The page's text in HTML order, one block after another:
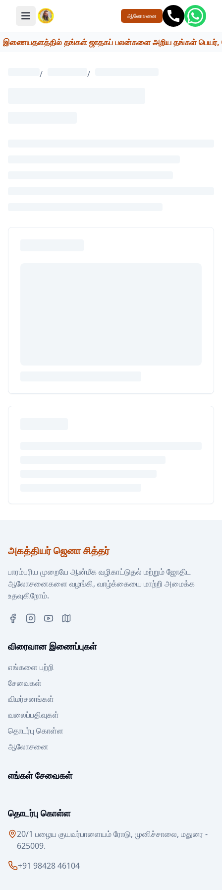
மெனு பொத்தான் ஆலோசனை
இணையதளத்தில் தங்கள் ஜாதகப் பலன்களை அறிய தங்கள் பெயர்,
/ /
அகத்தியர் ஜெனா சித்தர்
பாரம்பரிய முறையே ஆன்மீக வழிகாட்டுதல் மற்றும் ஜோதிட
ஆலோசனைகளை வழங்கி, வாழ்க்கையை மாற்றி அமைக்க
உதவுகிறோம்.
விரைவான இணைப்புகள்
எங்களை பற்றி
சேவைகள்
விமர்சனங்கள்
வலைப்பதிவுகள்
தொடர்பு கொள்ள
ஆலோசனை
எங்கள் சேவைகள்
தொடர்பு கொள்ள
20/1 பழைய குயவர்பாளையம் ரோடு, முனிச்சாலை, மதுரை -
625009.
+91 98428 46104